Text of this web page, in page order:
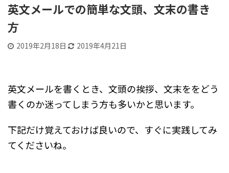
英文メールでの簡単な文頭、文末の書き
方
2019年2月18日 2019年4月21日
英文メールを書くとき、文頭の挨拶、文末ををどう
書くのか迷ってしまう方も多いかと思います。
下記だけ覚えておけば良いので、すぐに実践してみ
てくださいね。